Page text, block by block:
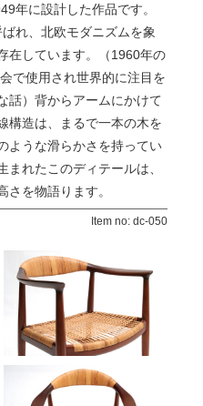
年に設計した作品です。
れ、北欧モダニズムを象
在しています。（1960年の
で使用され世界的に注目を
話）背からアームにかけて
構造は、まるで一本の木を
ような滑らかさを持ってい
まれたこのディテールは、
を物語ります。
Item no: dc-050